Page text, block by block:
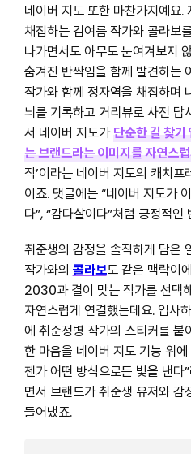
네이버 지도 또한 마찬가지예요.
채집하는 김여름 작가와 콜라보
나가면서도 아무도 눈여겨보지
숨겨진 반짝임을 함께 발견하는
작가와 함께 정자역을 채집하며
늬를 기록하고 거리뷰로 사전 답
서 네이버 지도가단순한 길 찾기
는 브랜드라는 이미지를 자연스
작’이라는 네이버 지도의 캐치
이죠. 댓글에는 “네이버 지도가
다”, “감다살이다”처럼 긍정적인
취준생의 감정을 솔직하게 담은
작가와의 콜라보도 같은 맥락이
2030과 결이 맞는 작가를 선택
자연스럽게 연결했는데요. 입사
에 취준정병 작가의 스티커를 붙
한 마음을 네이버 지도 기능 위
젠가 어떤 방식으로든 빛을 낸다
면서 브랜드가 취준생 유저와
들어냈죠.